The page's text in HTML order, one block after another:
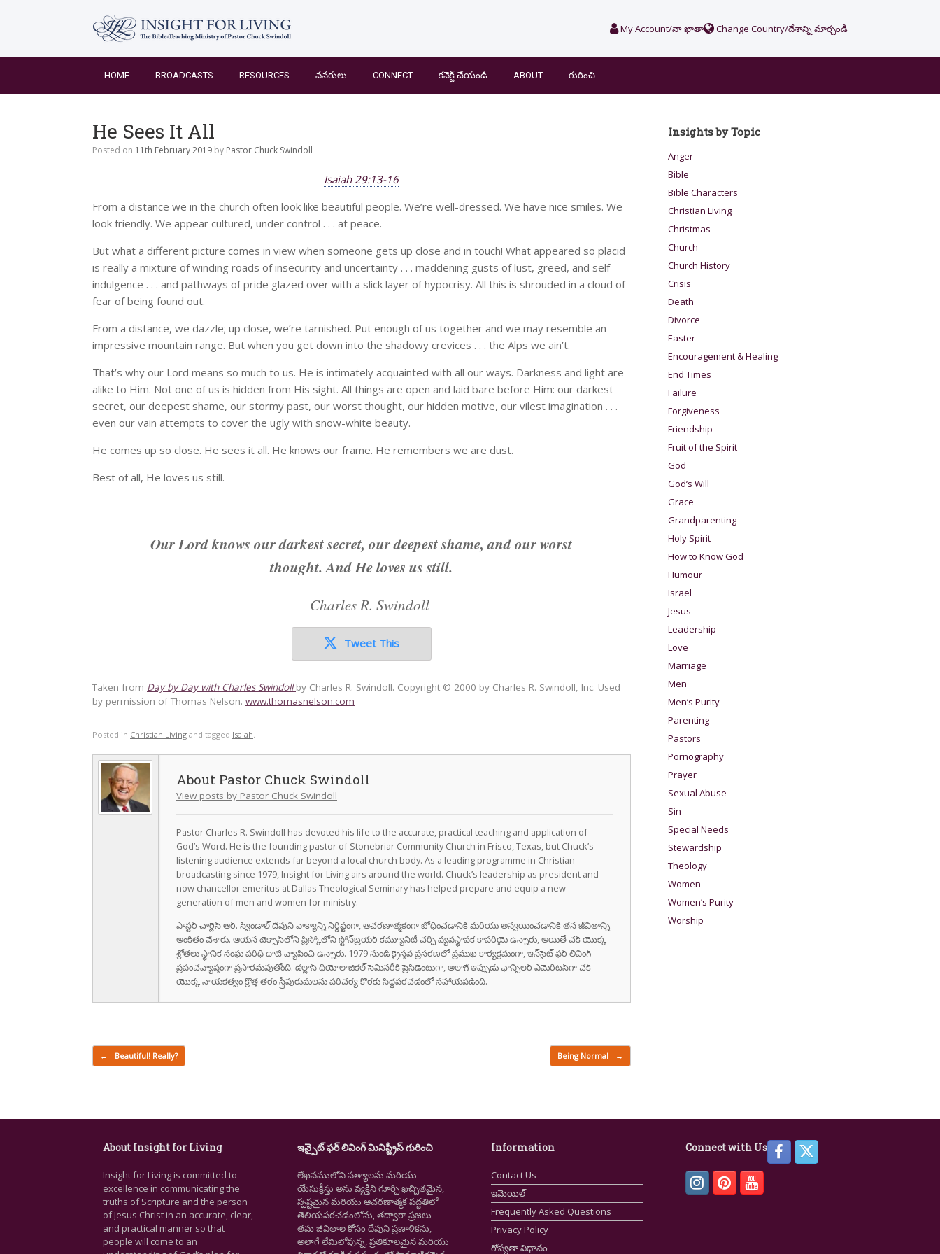
My Account/నా ఖాతా Change Country/దేశాన్ని మార్చండి
HOME BROADCASTS RESOURCES వనరులు CONNECT కనెక్ట్ చేయండి ABOUT గురించి
He Sees It All
Posted on 11th February 2019 by Pastor Chuck Swindoll
Isaiah 29:13-16
From a distance we in the church often look like beautiful people. We’re well-dressed. We have nice smiles. We
look friendly. We appear cultured, under control . . . at peace.
But what a different picture comes in view when someone gets up close and in touch! What appeared so placid
is really a mixture of winding roads of insecurity and uncertainty . . . maddening gusts of lust, greed, and self-
indulgence . . . and pathways of pride glazed over with a slick layer of hypocrisy. All this is shrouded in a cloud of
fear of being found out.
From a distance, we dazzle; up close, we’re tarnished. Put enough of us together and we may resemble an
impressive mountain range. But when you get down into the shadowy crevices . . . the Alps we ain’t.
That’s why our Lord means so much to us. He is intimately acquainted with all our ways. Darkness and light are
alike to Him. Not one of us is hidden from His sight. All things are open and laid bare before Him: our darkest
secret, our deepest shame, our stormy past, our worst thought, our hidden motive, our vilest imagination . . .
even our vain attempts to cover the ugly with snow-white beauty.
He comes up so close. He sees it all. He knows our frame. He remembers we are dust.
Best of all, He loves us still.
Our Lord knows our darkest secret, our deepest shame, and our worst
thought. And He loves us still.
— Charles R. Swindoll
Tweet This
Taken from Day by Day with Charles Swindollby Charles R. Swindoll. Copyright © 2000 by Charles R. Swindoll, Inc. Used
by permission of Thomas Nelson. www.thomasnelson.com
Posted in Christian Living and tagged Isaiah.
Pastor Chuck Swindoll
View posts by Pastor Chuck Swindoll
Pastor Charles R. Swindoll has devoted his life to the accurate, practical teaching and application of
God’s Word. He is the founding pastor of Stonebriar Community Church in Frisco, Texas, but Chuck’s
listening audience extends far beyond a local church body. As a leading programme in Christian
broadcasting since 1979, Insight for Living airs around the world. Chuck’s leadership as president and
now chancellor emeritus at Dallas Theological Seminary has helped prepare and equip a new
generation of men and women for ministry.
పాస్టర్ చార్లెస్ ఆర్. స్విండాల్ దేవుని వాక్యాన్ని నిర్దిష్టంగా, ఆచరణాత్మకంగా బోధించడానికి మరియు అన్వయించడానికి తన జీవితాన్ని
అంకితం చేశారు. ఆయన టెక్సాస్‌లోని ఫ్రిస్కోలోని స్టోన్‌బ్రయర్ కమ్యూనిటీ చర్చి వ్యవస్థాపక కాపరియై ఉన్నారు, అయితే చక్ యొక్క
శ్రోతలు స్థానిక సంఘ పరిధి దాటి వ్యాపించి ఉన్నారు. 1979 నుండి క్రైస్తవ ప్రసరణలో ప్రముఖ కార్యక్రమంగా, ఇన్‌సైట్ ఫర్ లివింగ్
ప్రపంచవ్యాప్తంగా ప్రసారమవుతోంది. డల్లాస్ థియోలాజికల్ సెమినరీకి ప్రెసిడెంటుగా, అలాగే ఇప్పుడు ఛాన్సిలర్ ఎమెరిటస్‌గా చక్
యొక్క నాయకత్వం క్రొత్త తరం స్త్రీపురుషులను పరిచర్య కొరకు సిద్ధపరచడంలో సహాయపడింది.
Post navigation
← Beautiful! Really? Being Normal →
Insights by Topic
Anger
Bible
Bible Characters
Christian Living
Christmas
Church
Church History
Crisis
Death
Divorce
Easter
Encouragement & Healing
End Times
Failure
Forgiveness
Friendship
Fruit of the Spirit
God
God’s Will
Grace
Grandparenting
Holy Spirit
How to Know God
Humour
Israel
Jesus
Leadership
Love
Marriage
Men
Men’s Purity
Parenting
Pastors
Pornography
Prayer
Sexual Abuse
Sin
Special Needs
Stewardship
Theology
Women
Women’s Purity
Worship
About Insight for Living
Insight for Living is committed to
excellence in communicating the
truths of Scripture and the person
of Jesus Christ in an accurate, clear,
and practical manner so that
people will come to an
ఇన్సైట్ ఫర్ లివింగ్ మినిస్ట్రీస్ గురించి
లేఖనములోని సత్యాలను మరియు
యేసుక్రీస్తు అను వ్యక్తిని గూర్చి ఖచ్చితమైన,
స్పష్టమైన మరియు ఆచరణాత్మక పద్ధతిలో
తెలియపరచడంలోను, తద్వారా ప్రజలు
తమ జీవితాల కోసం దేవుని ప్రణాళికను,
అలాగే లేమిలోవున్న, ప్రతికూలమైన మరియు
Information
Contact Us
ఇమెయిల్
Frequently Asked Questions
Privacy Policy
గోప్యతా విధానం
Connect with Us